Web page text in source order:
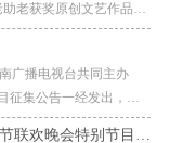
老获奖原创文艺作品和
广播电视台共同主办
征集公告一经发出，就
会引起了广泛关注。
【金色梦舞台】“金色永驻”2020河南老年春节联欢晚会特别节目震撼来袭！